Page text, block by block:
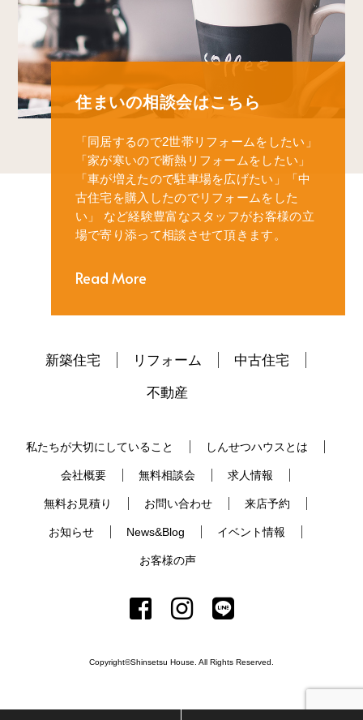
住まいの相談会はこちら
「同居するので2世帯リフォームをしたい」
「家が寒いので断熱リフォームをしたい」
「車が増えたので駐車場を広げたい」
「中
古住宅を購入したのでリフォームをした
い」
など経験豊富なスタッフがお客様の立
場で寄り添って相談させて頂きます。
Read More
新築住宅 リフォーム
中古住宅
不動産
私たちが大切にしていること しんせつハウスとは
会社概要 無料相談会 求人情報
無料お見積り お問い合わせ 来店予約
お知らせ News&Blog イベント情報
お客様の声
Copyright©Shinsetsu House. All Rights Reserved.